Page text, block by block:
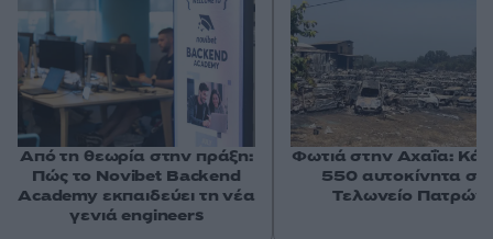
Από τη θεωρία στην πράξη:
Πώς το Novibet Backend
Academy εκπαιδεύει τη νέα
γενιά engineers
Φωτιά στην Αχαΐα:
550 αυτοκίνητα
Τελωνείο Πατρών